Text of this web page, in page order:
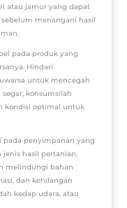
atau jamur yang dapat
menangani hasil
pada produk yang
Hindari
untuk mencegah
konsumsilah
kondisi optimal untuk
pada penyimpanan yang
hasil pertanian,
melindungi bahan
dan kehilangan
kedap udara, atau